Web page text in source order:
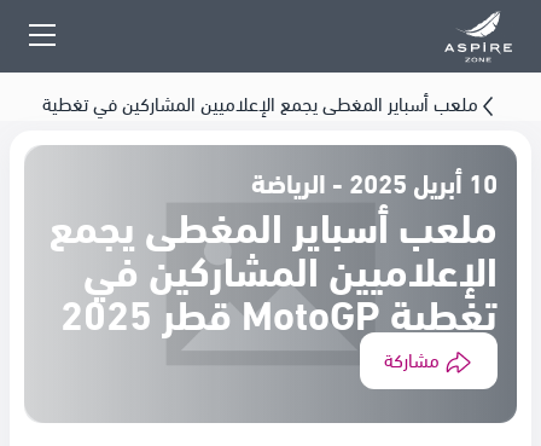
ملعب أسباير المغطى يجمع الإعلاميين المشاركين في تغطية
MotoGP قطر 2025
10 أبريل 2025 - الرياضة
ملعب أسباير المغطى يجمع
الإعلاميين المشاركين في
تغطية MotoGP قطر 2025
مشاركة